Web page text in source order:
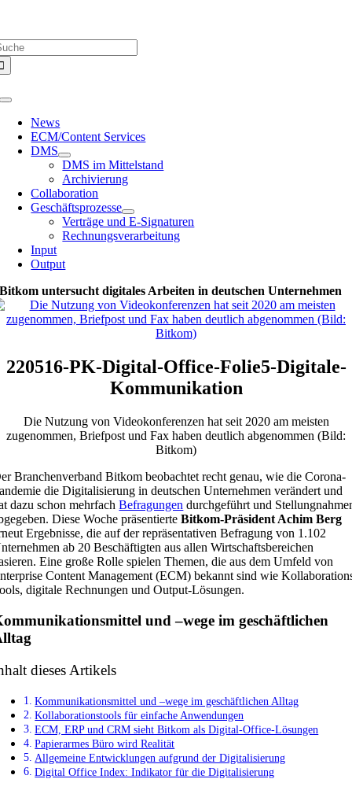
springen
Toggle
Navigation
News
ECM/Content Services
DMS
DMS im Mittelstand
Archivierung
Collaboration
Geschäftsprozesse
Verträge und E-Signaturen
Rechnungsverarbeitung
Input
Output
Bitkom untersucht digitales Arbeiten in deutschen Unternehmen
220516-PK-Digital-Office-Folie5-Digitale-
Kommunikation
Die Nutzung von Videokonferenzen hat seit 2020 am meisten
zugenommen, Briefpost und Fax haben deutlich abgenommen (Bild:
Bitkom)
Branchenverband Bitkom beobachtet recht genau, wie die Corona-
die Digitalisierung in deutschen Unternehmen verändert und
dazu schon mehrfachBefragungen durchgeführt und
Diese Woche präsentierteBitkom-Präsident Achim Berg
Ergebnisse, die auf der repräsentativen Befragung von 1.102
ab 20 Beschäftigten aus allen Wirtschaftsbereichen
Eine große Rolle spielen Themen, die aus dem Umfeld von
Content Management (ECM) bekannt sind wie
digitale Rechnungen und Output-Lösungen.
und –wege im geschäftlichen
dieses Artikels
Kommunikationsmittel und –wege im geschäftlichen Alltag
Kollaborationstools für einfache Anwendungen
ECM, ERP und CRM sieht Bitkom als Digital-Office-Lösungen
Papierarmes Büro wird Realität
Allgemeine Entwicklungen aufgrund der Digitalisierung
Digital Office Index: Indikator für die Digitalisierung